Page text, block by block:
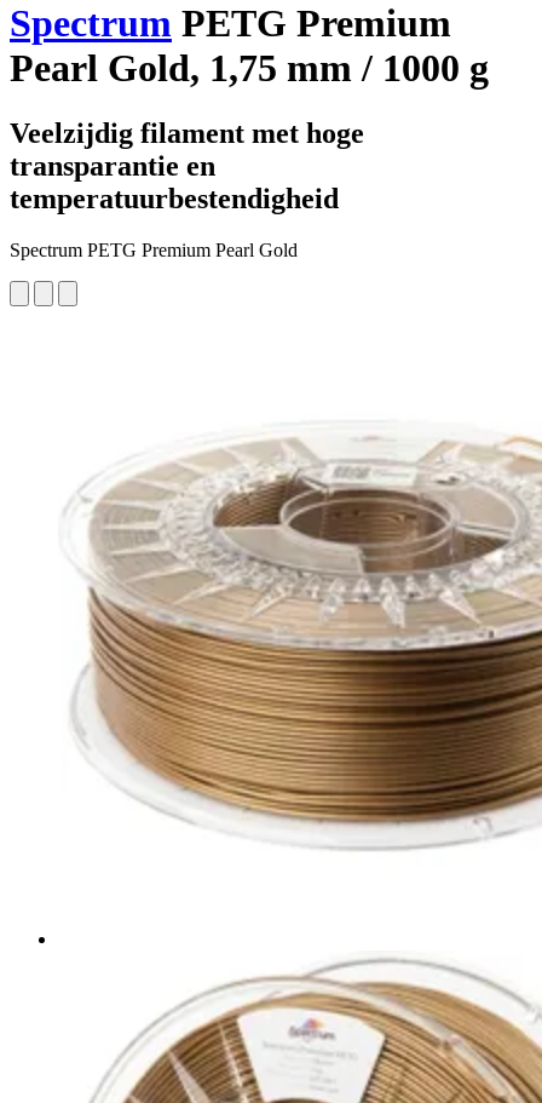
Spectrum PETG Premium
Pearl Gold, 1,75 mm / 1000 g
Veelzijdig filament met hoge
transparantie en
temperatuurbestendigheid
Spectrum PETG Premium Pearl Gold